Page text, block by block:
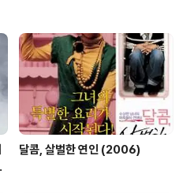
달콤, 살벌한 연인 (2006)